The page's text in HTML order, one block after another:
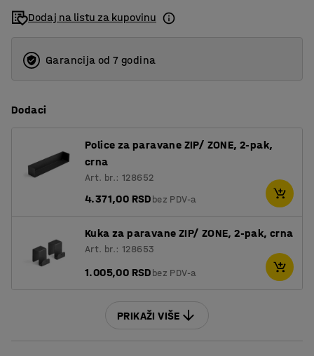
1200
1600
Dodaj na listu za kupovinu
Garancija od 7 godina
Dodaci
Police za paravane ZIP/ ZONE, 2-pak,
crna
Art. br.: 128652
4.371,00 RSDbez PDV-a
Kuka za paravane ZIP/ ZONE, 2-pak, crna
Art. br.: 128653
1.005,00 RSDbez PDV-a
PRIKAŽI VIŠE